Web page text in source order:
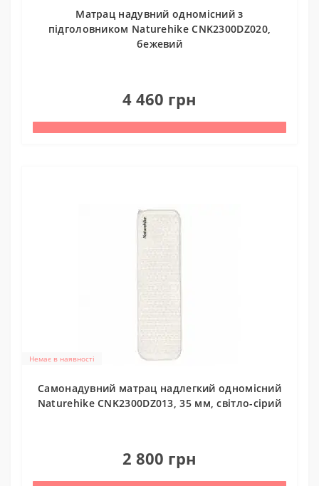
Матрац надувний одномісний з
підголовником Naturehike CNK2300DZ020,
бежевий
4 460 грн
Немає в наявності
Самонадувний матрац надлегкий одномісний
Naturehike CNK2300DZ013, 35 мм, світло-сірий
2 800 грн